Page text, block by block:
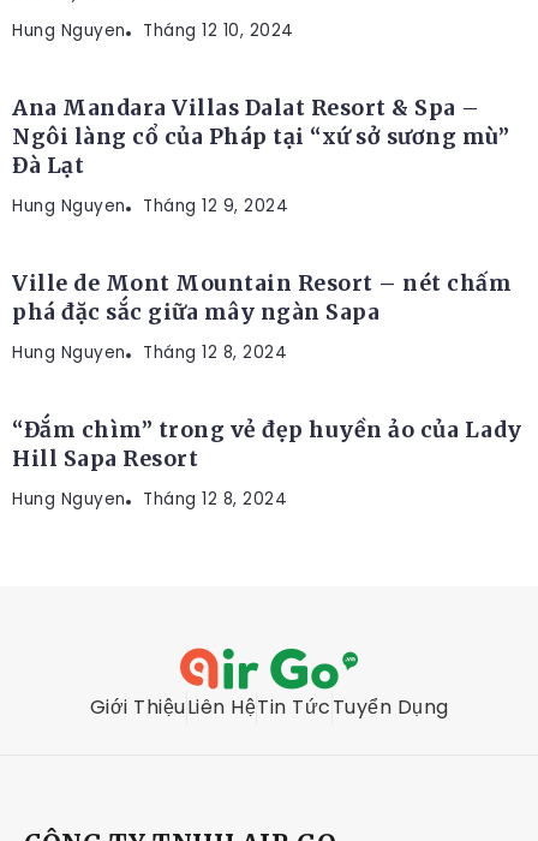
Hung Nguyen Tháng 12 10, 2024
RESORT
Ana Mandara Villas Dalat Resort & Spa –
Ngôi làng cổ của Pháp tại “xứ sở sương mù”
Đà Lạt
Hung Nguyen Tháng 12 9, 2024
RESORT
Ville de Mont Mountain Resort – nét chấm
phá đặc sắc giữa mây ngàn Sapa
Hung Nguyen Tháng 12 8, 2024
RESORT
“Đắm chìm” trong vẻ đẹp huyền ảo của Lady
Hill Sapa Resort
Hung Nguyen Tháng 12 8, 2024
Giới ThiệuLiên HệTin TứcTuyển Dụng